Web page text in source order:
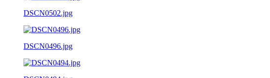
DSCN0502.jpg
DSCN0496.jpg